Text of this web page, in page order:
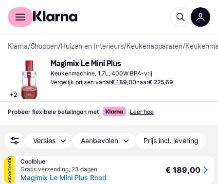
Voor shoppers
Klarna/Shoppen/Huizen en Interieurs/Keukenapparaten/
+2
Magimix Le Mini Plus
Keukenmachine, 1.7L, 400W BPA-vrij
Vergelijk prijzen vanaf€ 189,00naar€ 225,69
Probeer flexibele betalingen met Leer hoe
Versies Aanbevolen Prijs incl. levering
advertentie
Coolblue
Gratis verzending, 23 dagen
Magimix Le Mini Plus Rood
€ 189,00